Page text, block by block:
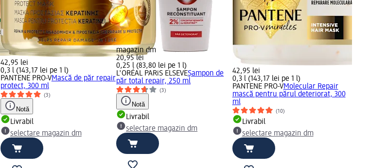
42,95 lei
0,3 l (143,17 lei pe 1 l)
PANTENE PRO-VMască de păr repair
protect, 300 ml
(3)
Notă
Livrabil
selectare magazin dm
magazin dm
20,95 lei
0,25 l (83,80 lei pe 1 l)
L'ORÉAL PARiS ELSEVEŞampon de
păr total repair, 250 ml
(3)
Notă
Livrabil
selectare magazin dm
42,95 lei
0,3 l (143,17 lei pe 1 l)
PANTENE PRO-VMolecular Repair
mască pentru părul deteriorat, 300
ml
(10)
Livrabil
selectare magazin dm